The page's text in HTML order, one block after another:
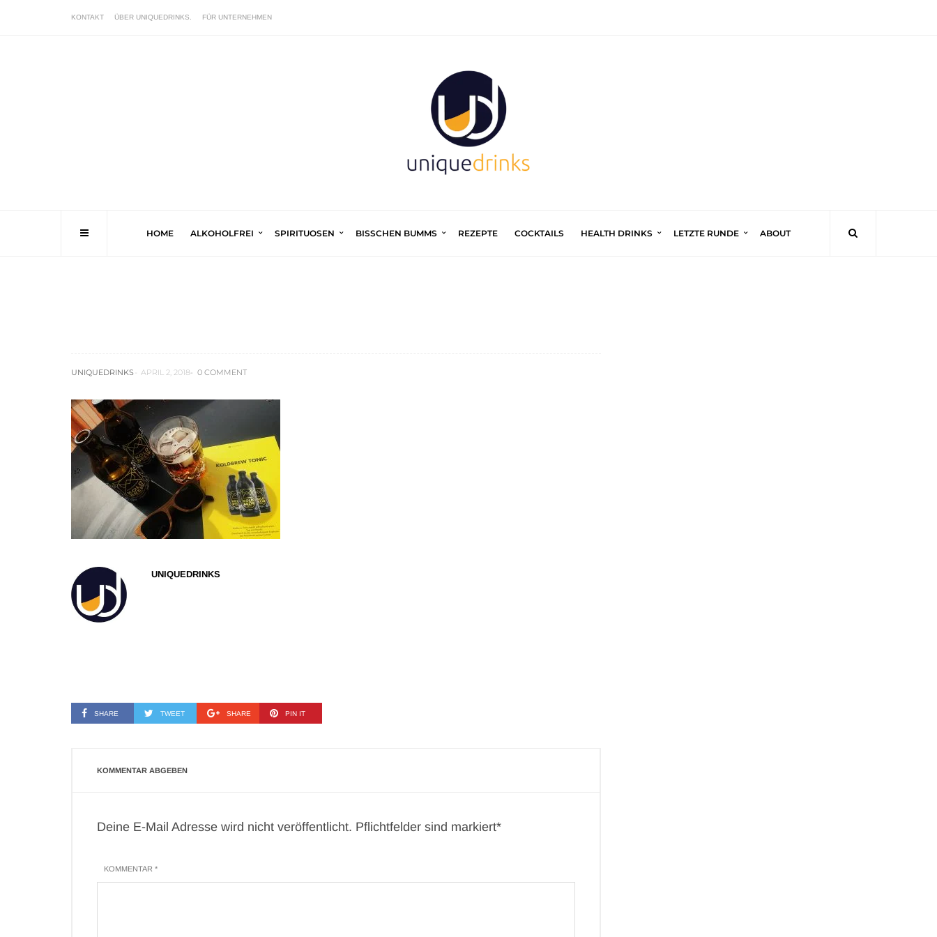
KONTAKT ÜBER UNIQUEDRINKS. FÜR UNTERNEHMEN
HOME ALKOHOLFREI SPIRITUOSEN BISSCHEN BUMMS REZEPTE COCKTAILS HEALTH DRINKS LETZTE RUNDE ABOUT
UNIQUEDRINKS APRIL 2, 2018 0 COMMENT
UNIQUEDRINKS
SHARE TWEET SHARE PIN IT
KOMMENTAR ABGEBEN
Deine E-Mail Adresse wird nicht veröffentlicht. Pflichtfelder sind markiert*
KOMMENTAR *